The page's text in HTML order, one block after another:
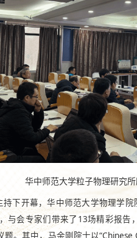
华中师范大学粒子物理研究
下开幕，华中师范大学物理学
与会专家们带来了13场精彩报
。其中，马余刚院士以